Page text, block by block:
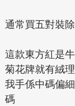
通常買五對裝
這款東方紅是
菊花牌就有絨
我手係中碼偏
碼